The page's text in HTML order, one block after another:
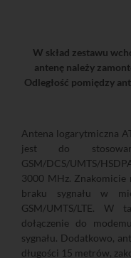
W skład zestawu
antenę należy
Odległość pomiędzy
Antena logarytmiczna
jest do
GSM/DCS/UMTS/
3000 MHz. Znakomicie
braku sygnału w
GSM/UMTS/LTE. W
dołączenie do
sygnału. Dodatkowo,
długości 15 metrów,